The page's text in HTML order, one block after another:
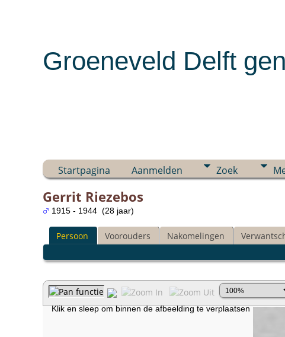
Groeneveld Delft
Startpagina Aanmelden Zoek
Gerrit Riezebos
1915 - 1944 (28 jaar)
Persoon Voorouders Nakomelingen